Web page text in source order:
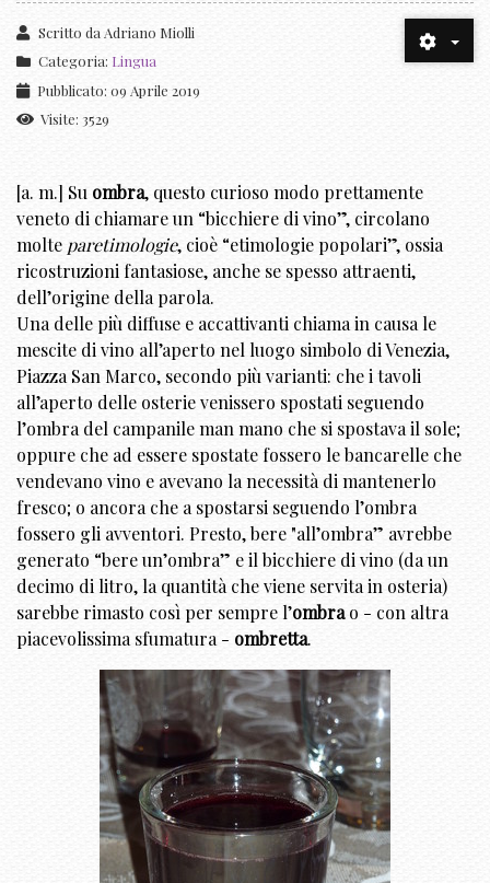
Scritto da Adriano Miolli
Categoria: Lingua
Pubblicato: 09 Aprile 2019
Visite: 3529
[a. m.] Su ombra, questo curioso modo prettamente
veneto di chiamare un “bicchiere di vino”, circolano
molte paretimologie, cioè “etimologie popolari”, ossia
ricostruzioni fantasiose, anche se spesso attraenti,
dell’origine della parola.
Una delle più diffuse e accattivanti chiama in causa le
mescite di vino all’aperto nel luogo simbolo di Venezia,
Piazza San Marco, secondo più varianti: che i tavoli
all’aperto delle osterie venissero spostati seguendo
l’ombra del campanile man mano che si spostava il sole;
oppure che ad essere spostate fossero le bancarelle che
vendevano vino e avevano la necessità di mantenerlo
fresco; o ancora che a spostarsi seguendo l’ombra
fossero gli avventori. Presto, bere "all’ombra” avrebbe
generato “bere un’ombra” e il bicchiere di vino (da un
decimo di litro, la quantità che viene servita in osteria)
sarebbe rimasto così per sempre l’ombrao - con altra
piacevolissima sfumatura - ombretta.